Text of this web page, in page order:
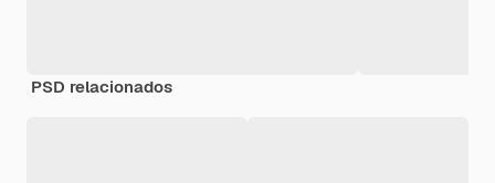
PSD relacionados